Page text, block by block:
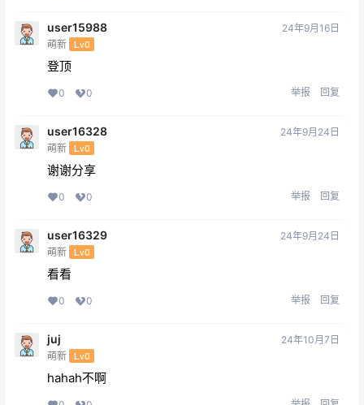
user15988
萌新 Lv0
24年9月16日
登顶
0 0 举报 回复
user16328
萌新 Lv0
24年9月24日
谢谢分享
0 0 举报 回复
user16329
萌新 Lv0
24年9月24日
看看
0 0 举报 回复
juj
萌新 Lv0
24年10月7日
hahah不啊